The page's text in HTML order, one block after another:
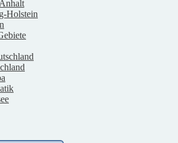
Holstein